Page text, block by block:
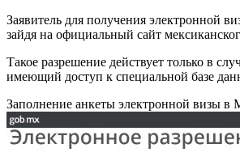
Заявитель для получения электронной
зайдя на официальный сайт
Такое разрешение действует только в
имеющий доступ к специальной базе
Заполнение анкеты электронной визы в